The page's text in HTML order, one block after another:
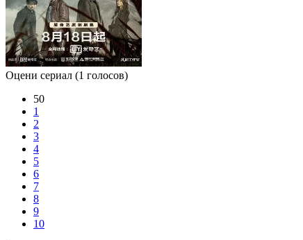
Оцени сериал (1 голосов)
50
1
2
3
4
5
6
7
8
9
10